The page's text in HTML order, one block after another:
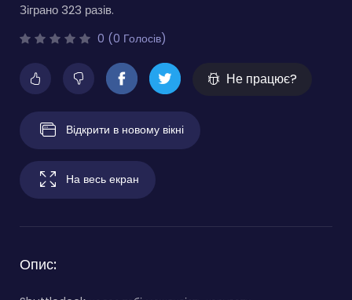
Зіграно 323 разів.
0 (0 Голосів)
Не працює?
Відкрити в новому вікні
На весь екран
Опис: